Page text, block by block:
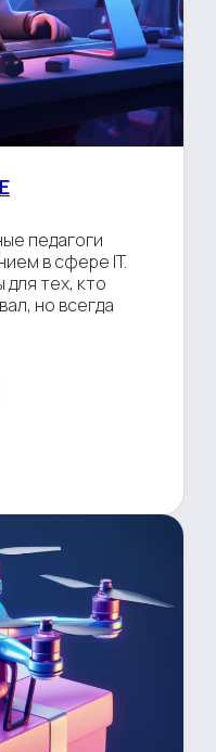
педагоги
в сфере IT.
тех, кто
но всегда